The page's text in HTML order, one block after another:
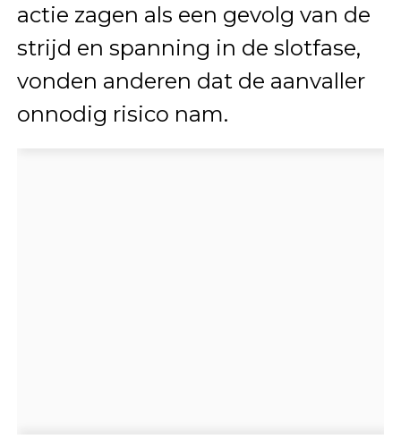
actie zagen als een gevolg van de
strijd en spanning in de slotfase,
vonden anderen dat de aanvaller
onnodig risico nam.